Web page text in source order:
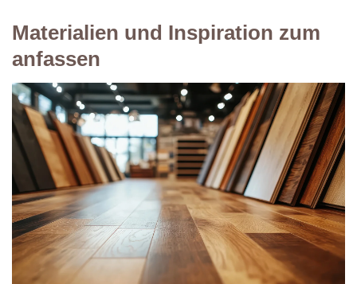
Materialien und Inspiration zum
anfassen